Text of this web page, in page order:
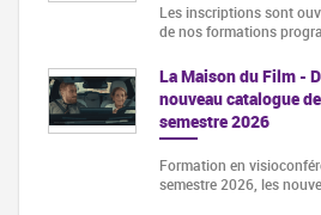
Les inscriptions sont
de nos formations
La Maison du Film -
nouveau catalogue
semestre 2026
Formation en
semestre 2026, les